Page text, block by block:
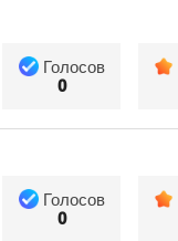
Голосов
0
Голосов
0